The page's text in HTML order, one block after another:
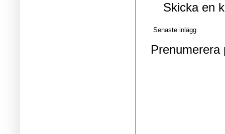
Skicka en
Senaste inlägg